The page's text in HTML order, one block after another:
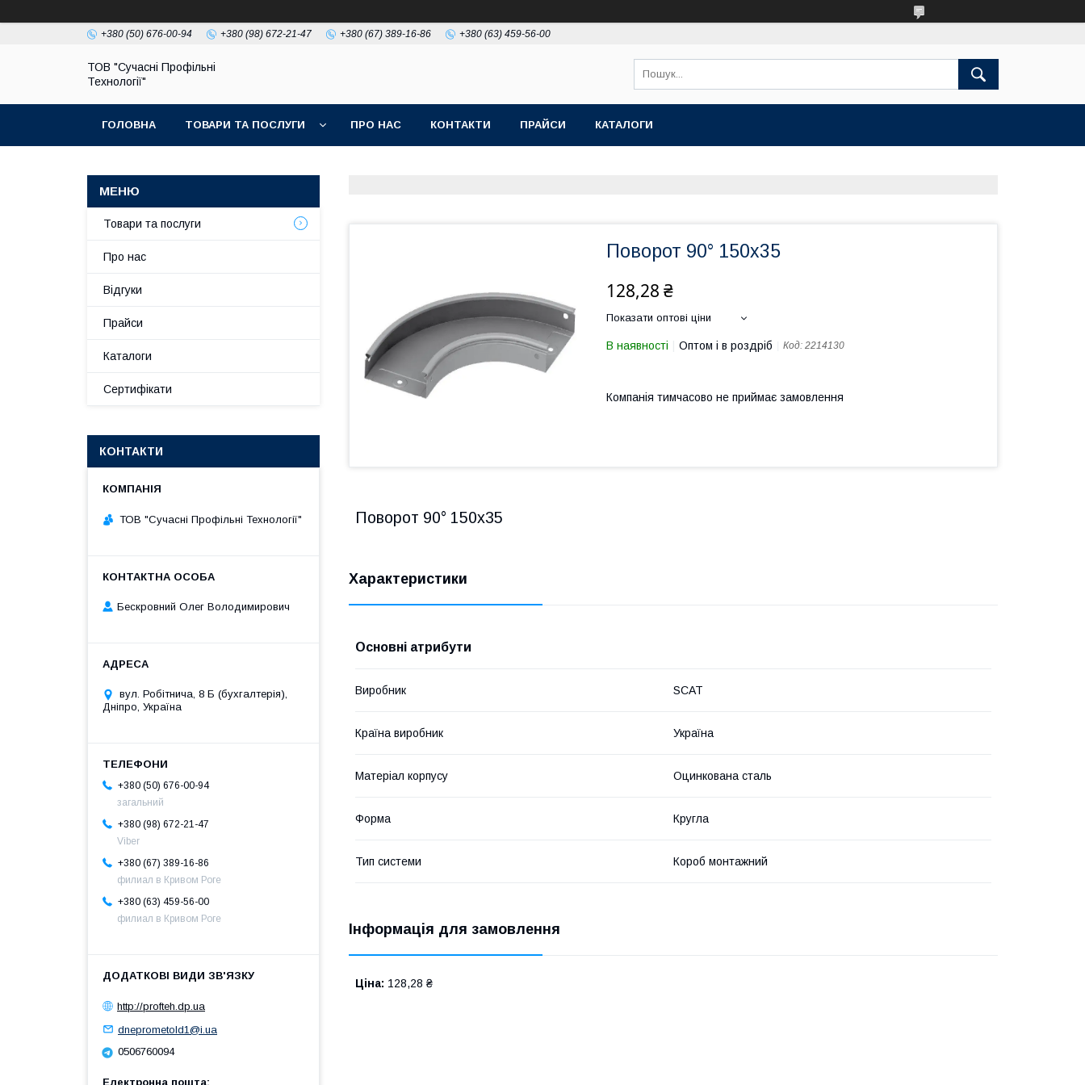
+380 (50) 676-00-94 +380 (98) 672-21-47 +380 (67) 389-16-86 +380 (63) 459-56-00
ТОВ "Сучасні Профільні
Технології"
ГОЛОВНА ТОВАРИ ТА ПОСЛУГИ ПРО НАС КОНТАКТИ ПРАЙСИ КАТАЛОГИ
Поворот 90° 150х35
128,28 ₴
Показати оптові ціни
В наявності Оптом і в роздріб Код: 2214130
Компанія тимчасово не приймає замовлення
Поворот 90° 150х35
Характеристики
Основні атрибути
Виробник SCAT
Країна виробник Україна
Матеріал корпусу Оцинкована сталь
Форма Кругла
Тип системи Короб монтажний
Інформація для замовлення
Ціна: 128,28 ₴
Товари та послуги
Про нас
Відгуки
Прайси
Каталоги
Сертифікати
КОНТАКТИ
ТОВ "Сучасні Профільні Технології"
Бескровний Олег Володимирович
вул. Робітнича, 8 Б (бухгалтерія),
Дніпро, Україна
+380 (50) 676-00-94
загальний
+380 (98) 672-21-47
Viber
+380 (67) 389-16-86
филиал в Кривом Роге
+380 (63) 459-56-00
филиал в Кривом Роге
http://profteh.dp.ua
dneprometold1@i.ua
0506760094
Електронна пошта